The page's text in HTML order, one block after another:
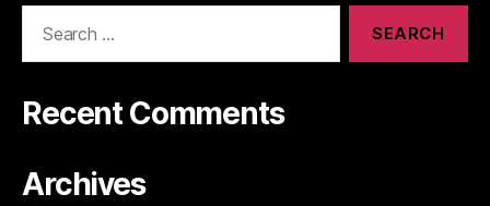
Recent Comments
Archives